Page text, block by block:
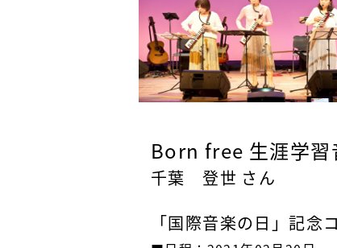
Born free 生涯学習
千葉 登世 さん
「国際音楽の日」記